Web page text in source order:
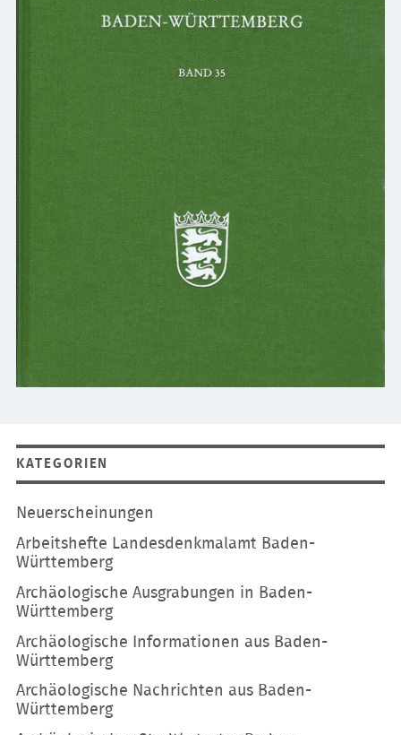
KATEGORIEN
Navigation
Neuerscheinungen
Arbeitshefte Landesdenkmalamt Baden-
Württemberg
Archäologische Ausgrabungen in Baden-
Württemberg
Archäologische Informationen aus Baden-
Württemberg
Archäologische Nachrichten aus Baden-
Württemberg